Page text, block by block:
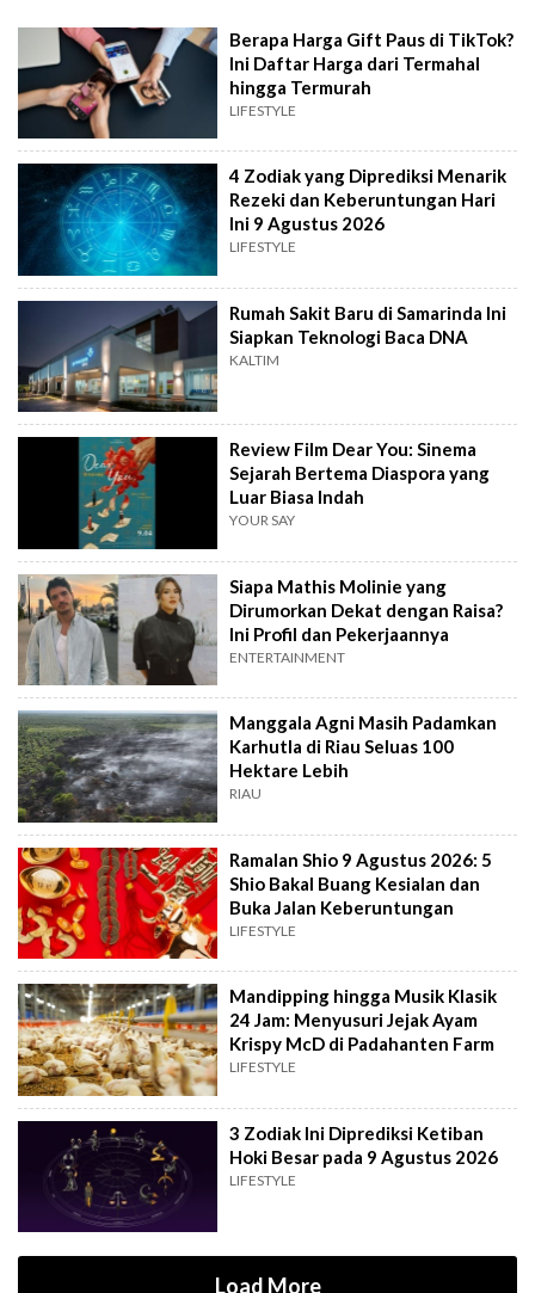
Berapa Harga Gift Paus di TikTok?
Ini Daftar Harga dari Termahal
hingga Termurah
LIFESTYLE
4 Zodiak yang Diprediksi Menarik
Rezeki dan Keberuntungan Hari
Ini 9 Agustus 2026
LIFESTYLE
Rumah Sakit Baru di Samarinda Ini
Siapkan Teknologi Baca DNA
KALTIM
Review Film Dear You: Sinema
Sejarah Bertema Diaspora yang
Luar Biasa Indah
YOUR SAY
Siapa Mathis Molinie yang
Dirumorkan Dekat dengan Raisa?
Ini Profil dan Pekerjaannya
ENTERTAINMENT
Manggala Agni Masih Padamkan
Karhutla di Riau Seluas 100
Hektare Lebih
RIAU
Ramalan Shio 9 Agustus 2026: 5
Shio Bakal Buang Kesialan dan
Buka Jalan Keberuntungan
LIFESTYLE
Mandipping hingga Musik Klasik
24 Jam: Menyusuri Jejak Ayam
Krispy McD di Padahanten Farm
LIFESTYLE
3 Zodiak Ini Diprediksi Ketiban
Hoki Besar pada 9 Agustus 2026
LIFESTYLE
Load More